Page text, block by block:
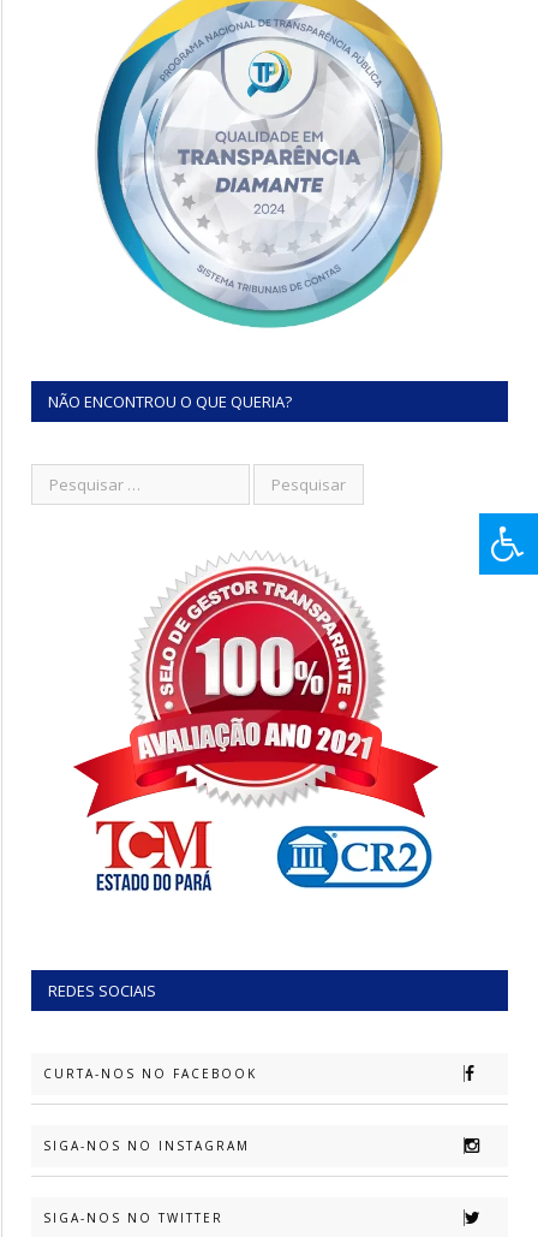
NÃO ENCONTROU O QUE QUERIA?
REDES SOCIAIS
CURTA-NOS NO FACEBOOK
SIGA-NOS NO INSTAGRAM
SIGA-NOS NO TWITTER